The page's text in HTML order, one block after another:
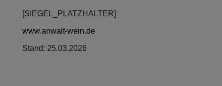
[SIEGEL_PLATZHALTER]
www.anwalt-wein.de
Stand: 25.03.2026